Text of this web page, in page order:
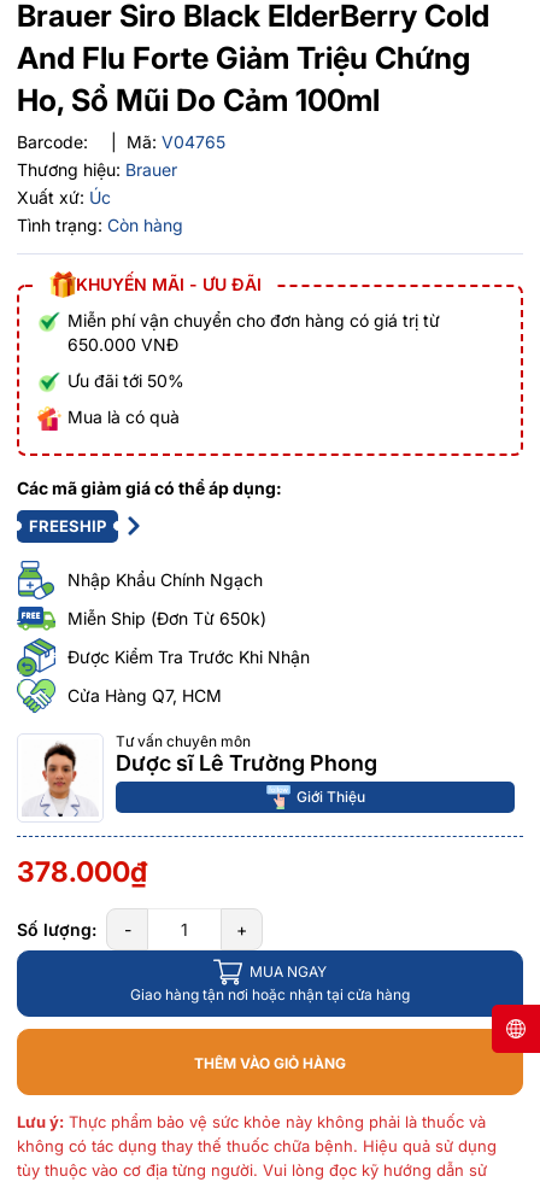
Brauer Siro Black ElderBerry Cold
And Flu Forte Giảm Triệu Chứng
Ho, Sổ Mũi Do Cảm 100ml
Barcode: Mã: V04765
Thương hiệu: Brauer
Xuất xứ: Úc
Tình trạng: Còn hàng
KHUYẾN MÃI - ƯU ĐÃI
Miễn phí vận chuyển cho đơn hàng có giá trị từ
650.000 VNĐ
Ưu đãi tới 50%
Mua là có quà
Các mã giảm giá có thể áp dụng:
FREESHIP
Nhập Khẩu Chính Ngạch
Miễn Ship (Đơn Từ 650k)
Được Kiểm Tra Trước Khi Nhận
Cửa Hàng Q7, HCM
Tư vấn chuyên môn
Dược sĩ Lê Trường Phong
Giới Thiệu
378.000₫
Số lượng: - +
MUA NGAY
Giao hàng tận nơi hoặc nhận tại cửa hàng
THÊM VÀO GIỎ HÀNG
Lưu ý: Thực phẩm bảo vệ sức khỏe này không phải là thuốc và
không có tác dụng thay thế thuốc chữa bệnh. Hiệu quả sử dụng
tùy thuộc vào cơ địa từng người. Vui lòng đọc kỹ hướng dẫn sử